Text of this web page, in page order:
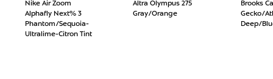
Nike Air Zoom
Alphafly Next% 3
Phantom/Sequoia-
Ultralime-Citron Tint
Altra Olympus 275
Gray/Orange
Brooks
Gecko/
Deep/